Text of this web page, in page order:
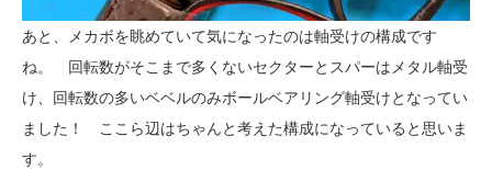
あと、メカボを眺めていて気になったのは軸受けの構成です
ね。 回転数がそこまで多くないセクターとスパーはメタル軸受
け、回転数の多いベベルのみボールベアリング軸受けとなってい
ました！ ここら辺はちゃんと考えた構成になっていると思いま
す。